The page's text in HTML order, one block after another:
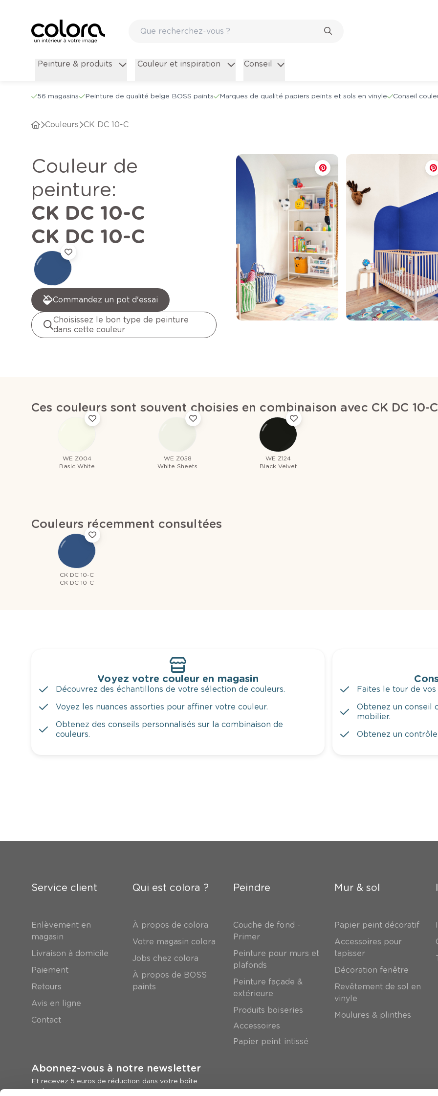
Peinture & produits Couleur et inspiration Conseil
56 magasins Peinture de qualité belge BOSS paints Marques de qualité papiers peints et sols en vinyle Conseil
Couleurs CK DC 10-C
Couleur de
peinture:
CK DC 10-C
CK DC 10-C
Commandez un pot d'essai
Choisissez le bon type de peinture
dans cette couleur
Ces couleurs sont souvent choisies en combinaison avec CK DC 10-C
WE Z004
Basic White
WE Z058
White Sheets
WE Z124
Black Velvet
Couleurs récemment consultées
CK DC 10-C
CK DC 10-C
Voyez votre couleur en magasin
Découvrez des échantillons de votre sélection de couleurs.
Voyez les nuances assorties pour affiner votre couleur.
Obtenez des conseils personnalisés sur la combinaison de
couleurs.
Faites le tour de
Obtenez un conseil
mobilier.
Obtenez un
Service client
Enlèvement en
magasin
Livraison à domicile
Paiement
Retours
Avis en ligne
Contact
Qui est colora ?
À propos de colora
Votre magasin colora
Jobs chez colora
À propos de BOSS
paints
Peindre
Couche de fond -
Primer
Peinture pour murs et
plafonds
Peinture façade &
extérieure
Produits boiseries
Accessoires
Papier peint intissé
Mur & sol
Papier peint décoratif
Accessoires pour
tapisser
Décoration fenêtre
Revêtement de sol en
vinyle
Moulures & plinthes
Abonnez-vous à notre newsletter
Et recevez 5 euros de réduction dans votre boîte
mail